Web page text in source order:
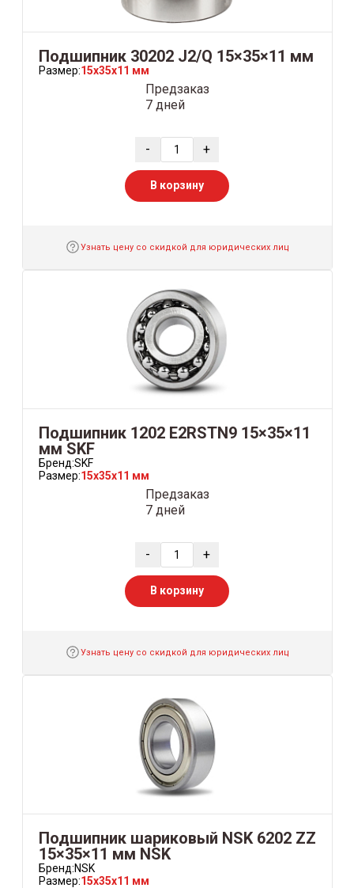
Подшипник 30202 J2/Q 15×35×11 мм
Размер:15x35x11 мм
Предзаказ
7 дней
- +
В корзину
Узнать цену со скидкой для юридических лиц
Подшипник 1202 E2RSTN9 15×35×11
мм SKF
Бренд:SKF
Размер:15x35x11 мм
Предзаказ
7 дней
- +
В корзину
Узнать цену со скидкой для юридических лиц
Подшипник шариковый NSK 6202 ZZ
15×35×11 мм NSK
Бренд:NSK
Размер:15x35x11 мм